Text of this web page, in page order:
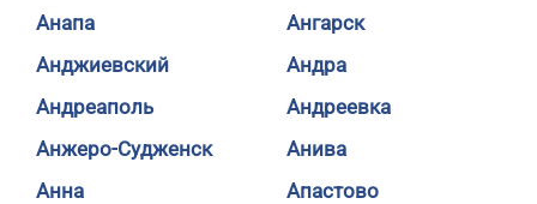
Анапа
Ангарск
Анджиевский
Андра
Андреаполь
Андреевка
Анжеро-Судженск
Анива
Анна
Апастово